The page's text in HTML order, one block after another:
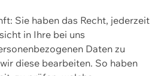
Sie haben das Recht, jederzeit
in Ihre bei uns
Daten zu
diese bearbeiten. So haben